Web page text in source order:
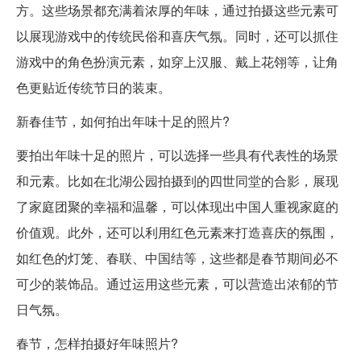
方。这些场景都充满着浓厚的年味，通过拍摄这些元素可
以展现游戏中的传统民俗和喜庆气氛。同时，还可以抓住
游戏中的角色扮演元素，如穿上汉服、戴上花翎等，让角
色更贴近传统节日的装束。
新春佳节，如何拍出年味十足的照片?
要拍出年味十足的照片，可以选择一些具有代表性的场景
和元素。比如在北湖公园拍摄到的四世同堂的合影，展现
了家庭团聚的幸福和温馨，可以体现出中国人重视家庭的
价值观。此外，还可以利用红色元素来打造喜庆的氛围，
如红色的灯笼、春联、中国结等，这些都是春节期间必不
可少的装饰品。通过运用这些元素，可以营造出浓郁的节
日气氛。
春节，怎样拍摄好年味照片?